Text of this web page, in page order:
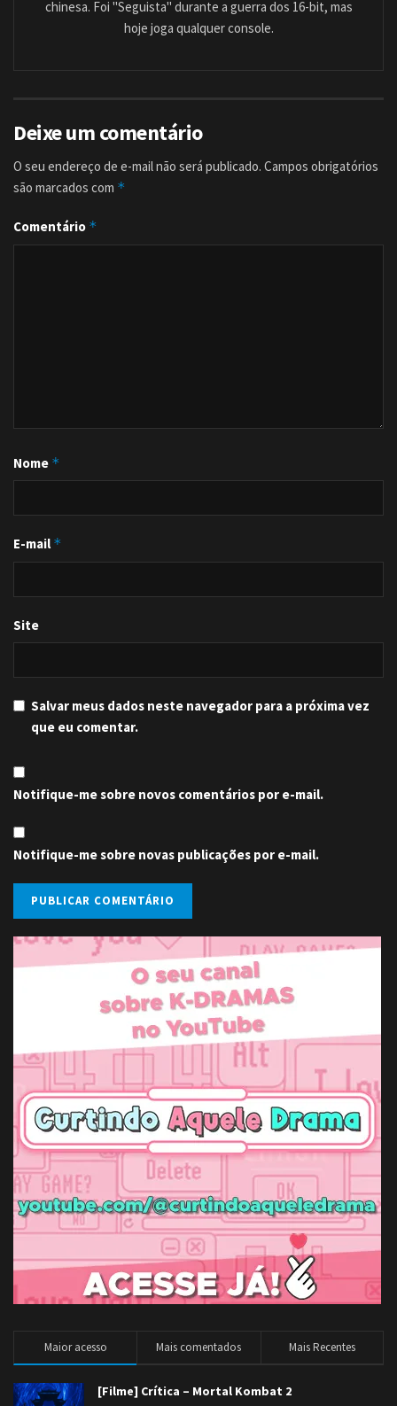
chinesa. Foi "Seguista" durante a guerra dos 16-bit, mas
hoje joga qualquer console.
Deixe um comentário
O seu endereço de e-mail não será publicado. Campos obrigatórios
são marcados com *
Comentário *
Nome *
E-mail *
Site
Salvar meus dados neste navegador para a próxima vez
que eu comentar.
Notifique-me sobre novos comentários por e-mail.
Notifique-me sobre novas publicações por e-mail.
Maior acesso Mais comentados Mais Recentes
[Filme] Crítica – Mortal Kombat 2